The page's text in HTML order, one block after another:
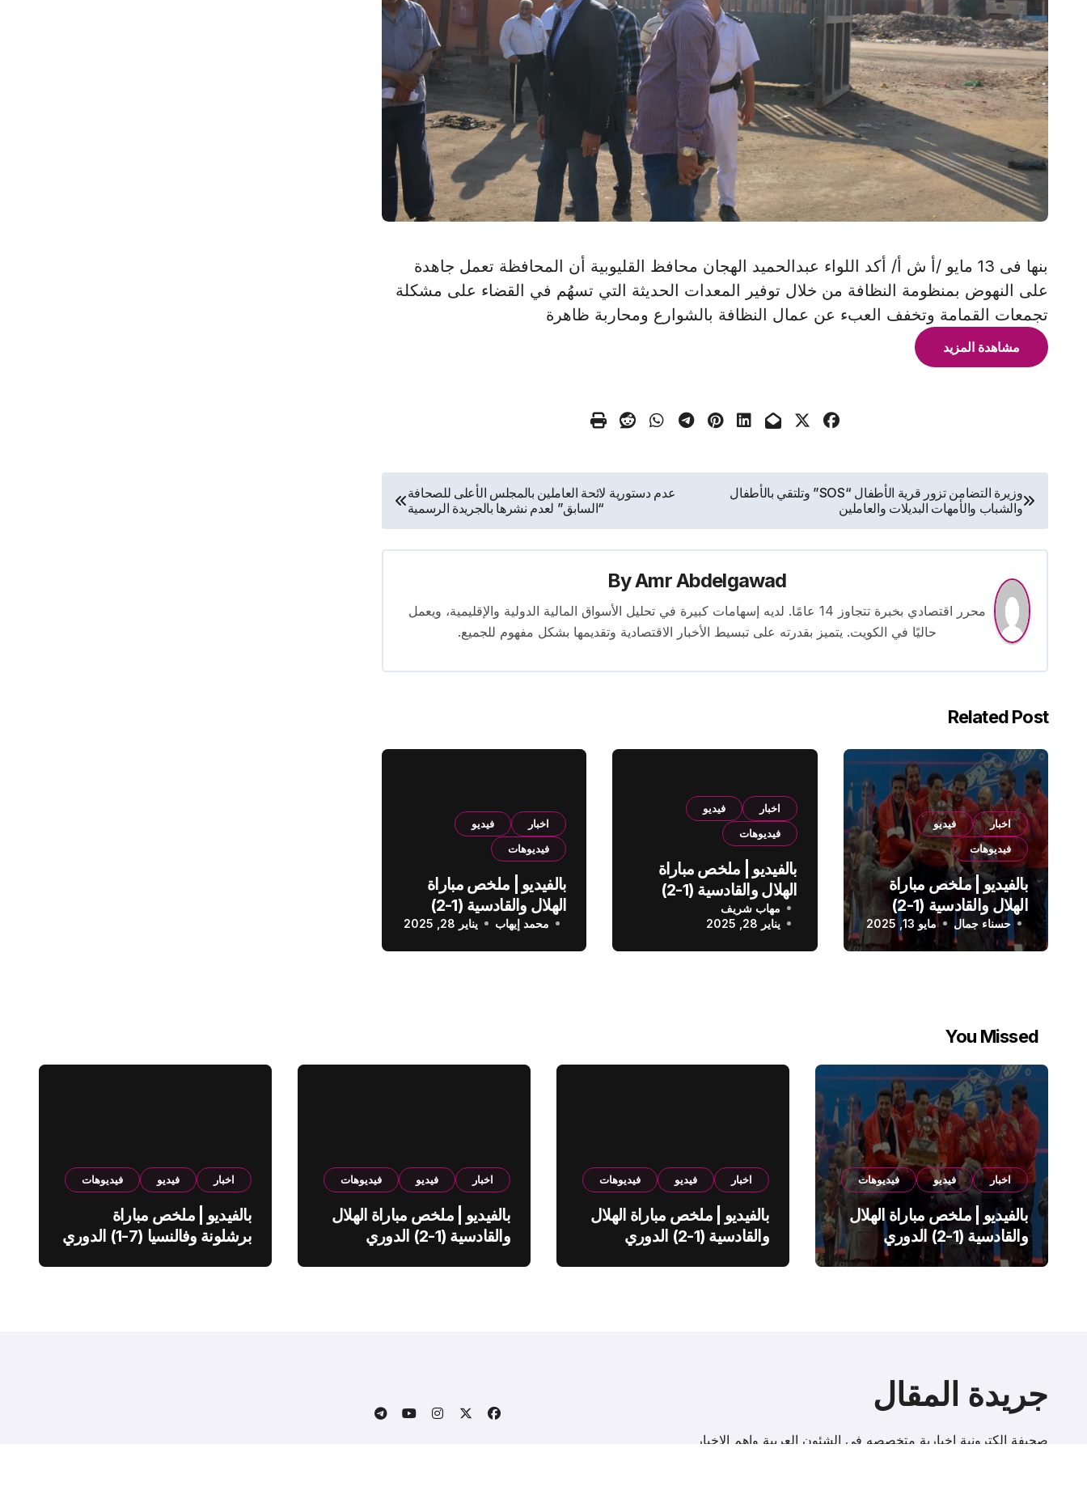
بنها فى 13 مايو /أ ش أ/ أكد اللواء عبدالحميد الهجان محافظ القليوبية أن المحافظة تعمل جاهدة
على النهوض بمنظومة النظافة من خلال توفير المعدات الحديثة التي تسهُم في القضاء على مشكلة
تجمعات القمامة وتخفف العبء عن عمال النظافة بالشوارع ومحاربة ظاهرة
مشاهدة المزيد
تصفّح
المقالات
وزيرة التضامن تزور قرية الأطفال “SOS” وتلتقي بالأطفال
والشباب والأمهات البديلات والعاملين
عدم دستورية لائحة العاملين بالمجلس الأعلى للصحافة
“السابق” لعدم نشرها بالجريدة الرسمية
ByAmr Abdelgawad
محرر اقتصادي بخبرة تتجاوز 14 عامًا. لديه إسهامات كبيرة في تحليل الأسواق المالية الدولية والإقليمية، ويعمل
حاليًا في الكويت. يتميز بقدرته على تبسيط الأخبار الاقتصادية وتقديمها بشكل مفهوم للجميع.
Related Post
اخبار
فيديو
فيديوهات
بالفيديو | ملخص مباراة
الهلال والقادسية (1-2)
الدوري السعودي
حسناء جمال مايو 13, 2025
اخبار
فيديو
فيديوهات
بالفيديو | ملخص مباراة
الهلال والقادسية (1-2)
الدوري السعودي
مهاب شريف
يناير 28, 2025
اخبار
فيديو
فيديوهات
بالفيديو | ملخص مباراة
الهلال والقادسية (1-2)
الدوري السعودي
محمد إيهاب يناير 28, 2025
You Missed
اخبار فيديو فيديوهات
بالفيديو | ملخص مباراة الهلال
والقادسية (1-2) الدوري
السعودي
اخبار فيديو فيديوهات
بالفيديو | ملخص مباراة الهلال
والقادسية (1-2) الدوري
اخبار فيديو فيديوهات
بالفيديو | ملخص مباراة الهلال
والقادسية (1-2) الدوري
اخبار فيديو فيديوهات
بالفيديو | ملخص مباراة
برشلونة وفالنسيا (7-1) الدوري
جريدة المقال
صحيفة إلكترونية اخبارية متخصصه فى الشئون العربية واهم الاخبار